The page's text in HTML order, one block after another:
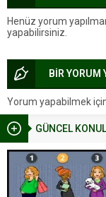
GÜNCEL
Henüz yorum
yapabilirsiniz.
BİR YORUM
Yorum yapabilmek